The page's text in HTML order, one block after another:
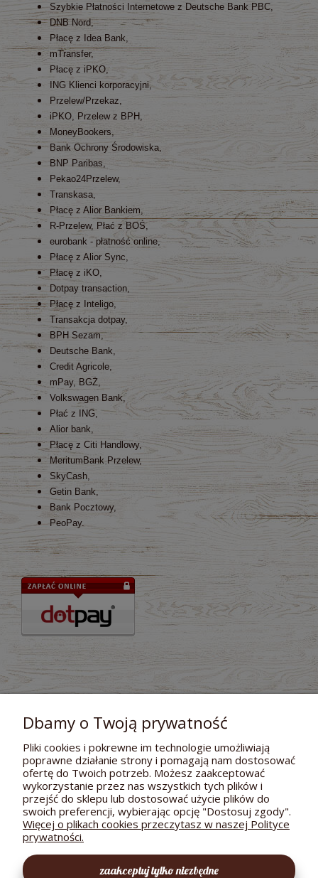
Szybkie Płatności Internetowe z Deutsche Bank PBC,
DNB Nord,
Płacę z Idea Bank,
mTransfer,
Płacę z iPKO,
ING Klienci korporacyjni,
Przelew/Przekaz,
iPKO, Przelew z BPH,
MoneyBookers,
Bank Ochrony Środowiska,
BNP Paribas,
Pekao24Przelew,
Transkasa,
Płacę z Alior Bankiem,
R-Przelew, Płać z BOŚ,
eurobank - płatność online,
Płacę z Alior Sync,
Płacę z iKO,
Dotpay transaction,
Płacę z Inteligo,
Transakcja dotpay,
BPH Sezam,
Deutsche Bank,
Credit Agricole,
mPay, BGŻ,
Volkswagen Bank,
Płać z ING,
Alior bank,
Płacę z Citi Handlowy,
MeritumBank Przelew,
SkyCash,
Getin Bank,
Bank Pocztowy,
PeoPay.
POMOC
DOSTAWA I PŁATNOŚCI
MOJE KONTO
Dbamy o Twoją prywatność
Pliki cookies i pokrewne im technologie umożliwiają
poprawne działanie strony i pomagają nam dostosować
ofertę do Twoich potrzeb. Możesz zaakceptować
wykorzystanie przez nas wszystkich tych plików i
przejść do sklepu lub dostosować użycie plików do
swoich preferencji, wybierając opcję "Dostosuj zgody".
Więcej o plikach cookies przeczytasz w naszej Polityce
prywatności.
zaakceptuj tylko niezbędne